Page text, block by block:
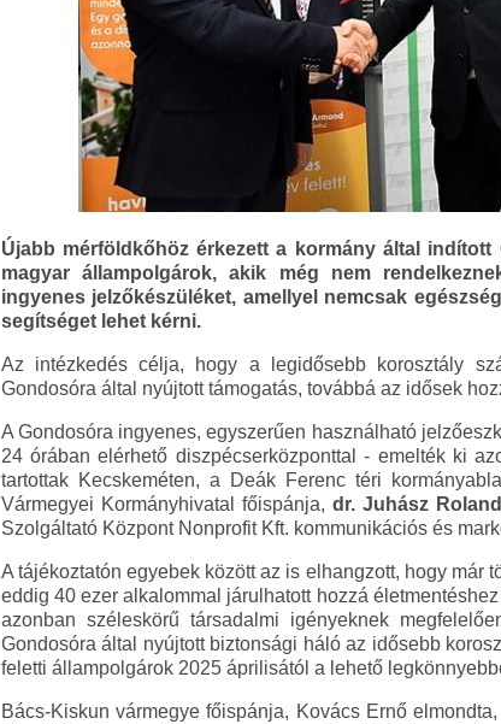
Újabb mérföldkőhöz érkezett a kormány által
magyar állampolgárok, akik még nem
ingyenes jelzőkészüléket, amellyel nemcsak
segítséget lehet kérni.
Az intézkedés célja, hogy a legidősebb korosztály
Gondosóra által nyújtott támogatás, továbbá az idősek
A Gondosóra ingyenes, egyszerűen használható
24 órában elérhető diszpécserközponttal - emelték ki
tartottak Kecskeméten, a Deák Ferenc téri
Vármegyei Kormányhivatal főispánja, dr. Juhász Roland
Szolgáltató Központ Nonprofit Kft. kommunikációs és
A tájékoztatón egyebek között az is elhangzott, hogy
eddig 40 ezer alkalommal járulhatott hozzá
azonban széleskörű társadalmi igényeknek
Gondosóra által nyújtott biztonsági háló az idősebb
feletti állampolgárok 2025 áprilisától a lehető
Bács-Kiskun vármegye főispánja, Kovács Ernő